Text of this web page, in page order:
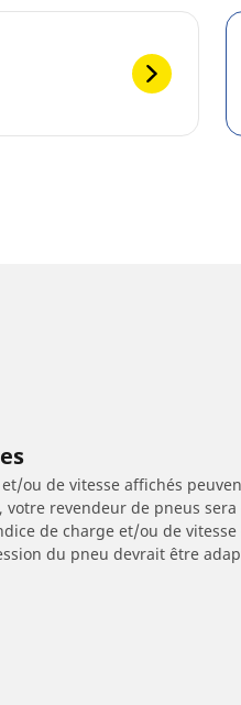
et/ou de vitesse affichés
revendeur de pneus sera
de charge et/ou de
du pneu devrait être